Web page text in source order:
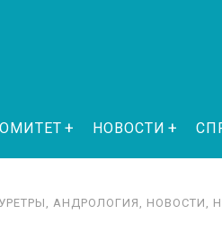
НОВОСТИ
, АНДРОЛОГИЯ , НОВОСТИ ,